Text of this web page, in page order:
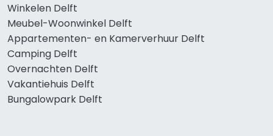
Winkelen Delft
Meubel-Woonwinkel Delft
Appartementen- en Kamerverhuur Delft
Camping Delft
Overnachten Delft
Vakantiehuis Delft
Bungalowpark Delft